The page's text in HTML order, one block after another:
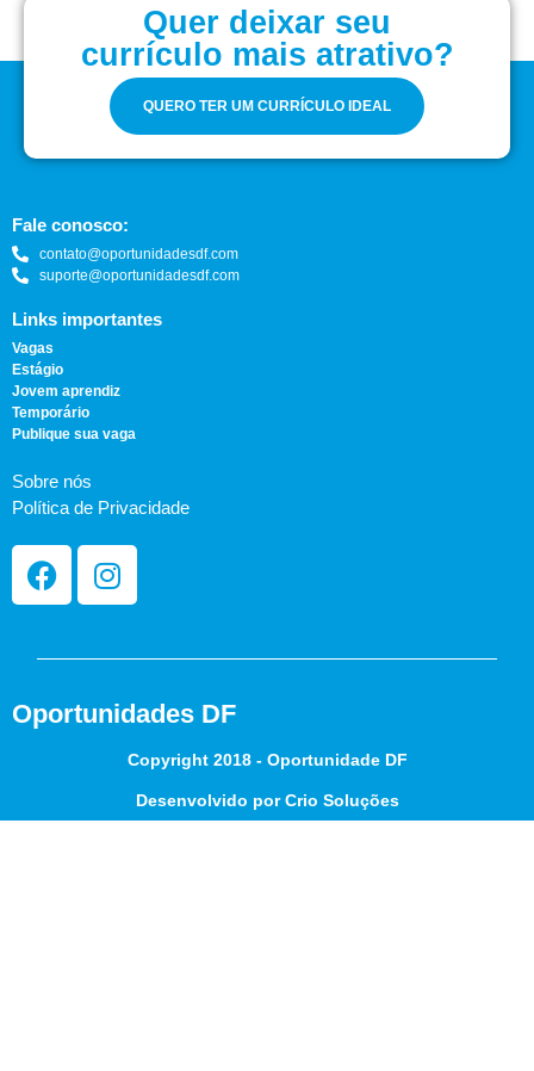
Quer deixar seu
currículo mais atrativo?
QUERO TER UM CURRÍCULO IDEAL
Fale conosco:
contato@oportunidadesdf.com
suporte@oportunidadesdf.com
Links importantes
Vagas
Estágio
Jovem aprendiz
Temporário
Publique sua vaga
Sobre nós
Política de Privacidade
Oportunidades DF
Copyright 2018 - Oportunidade DF
Desenvolvido por Crio Soluções